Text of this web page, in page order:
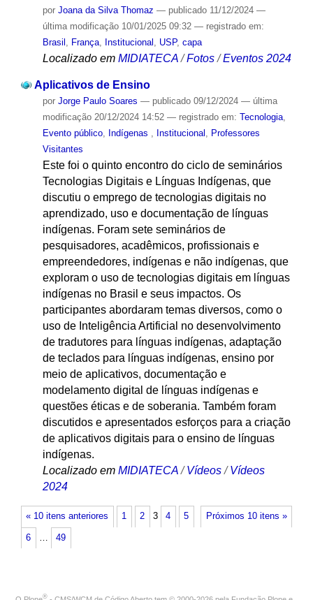
por Joana da Silva Thomaz — publicado11/12/2024 —
última modificação10/01/2025 09:32 — registrado em:
Brasil
França, Institucional USP, capa
Localizado em MIDIATECA /Fotos /Eventos 2024
Aplicativos de Ensino
por Jorge Paulo Soares — publicado09/12/2024 — última
modificação20/12/2024 14:52 — registrado em: Tecnologia,
Evento público, Indígenas , Institucional , Professores
Visitantes
Este foi o quinto encontro do ciclo de seminários
Tecnologias Digitais e Línguas Indígenas, que
discutiu o emprego de tecnologias digitais no
aprendizado, uso e documentação de línguas
indígenas. Foram sete seminários de
pesquisadores, acadêmicos, profissionais e
empreendedores, indígenas e não indígenas, que
exploram o uso de tecnologias digitais em línguas
indígenas no Brasil e seus impactos. Os
participantes abordaram temas diversos, como o
uso de Inteligência Artificial no desenvolvimento
de tradutores para línguas indígenas, adaptação
de teclados para línguas indígenas, ensino por
meio de aplicativos, documentação e
modelamento digital de línguas indígenas e
questões éticas e de soberania. Também foram
discutidos e apresentados esforços para a criação
de aplicativos digitais para o ensino de línguas
indígenas.
Localizado em MIDIATECA /Vídeos /Vídeos
2024
« 10 itens anteriores Próximos 10 itens »
1 2 3 4 5
6 … 49
®